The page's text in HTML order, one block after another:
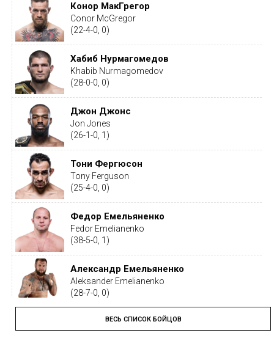
Конор МакГрегор
Conor McGregor
(22-4-0, 0)
Хабиб Нурмагомедов
Khabib Nurmagomedov
(28-0-0, 0)
Джон Джонс
Jon Jones
(26-1-0, 1)
Тони Фергюсон
Tony Ferguson
(25-4-0, 0)
Федор Емельяненко
Fedor Emelianenko
(38-5-0, 1)
Александр Емельяненко
Aleksander Emelianenko
(28-7-0, 0)
Тайрон Вудли
Tyron Woodley
ВЕСЬ СПИСОК БОЙЦОВ